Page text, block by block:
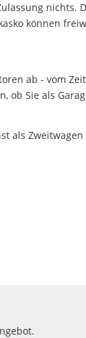
können
ab - vom
ob Sie als
als